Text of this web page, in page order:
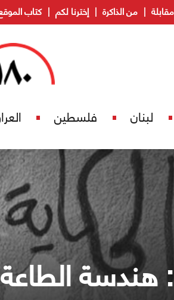
مقابلة من الذاكرة إخترنا لكم كتاب
لبنان فلسطين